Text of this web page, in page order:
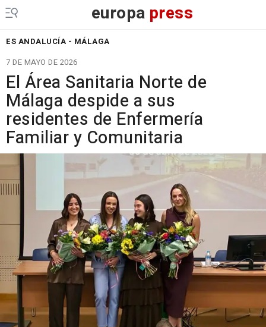
europa press
ES ANDALUCÍA - MÁLAGA
7 DE MAYO DE 2026
El Área Sanitaria Norte de
Málaga despide a sus
residentes de Enfermería
Familiar y Comunitaria